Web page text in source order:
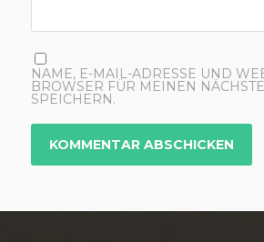
NAME, E-MAIL-ADRESSE UND
BROWSER FÜR MEINEN
SPEICHERN.